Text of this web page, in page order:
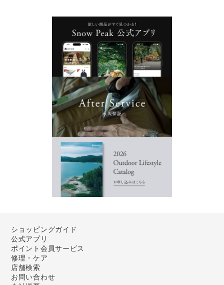
ショッピングガイド
公式アプリ
ポイント会員サービス
修理・ケア
店舗検索
お問い合わせ